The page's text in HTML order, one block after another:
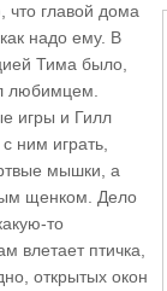
главой дома
надо ему. В
Тима было,
любимцем.
игры и Гилл
ним играть,
мышки, а
щенком. Дело
то
влетает птичка,
открытых окон